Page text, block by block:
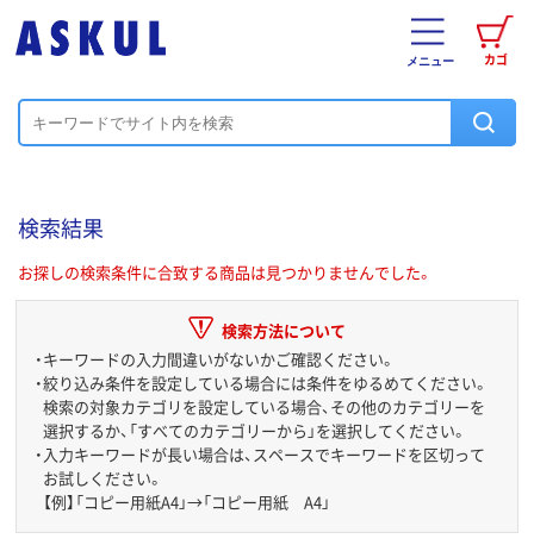
カゴ
メニュー
検索結果
お探しの検索条件に合致する商品は見つかりませんでした。
検索方法について
・キーワードの入力間違いがないかご確認ください。
・絞り込み条件を設定している場合には条件をゆるめてください。
検索の対象カテゴリを設定している場合、その他のカテゴリーを
選択するか、「すべてのカテゴリーから」を選択してください。
・ 入力キーワードが長い場合は、スペースでキーワードを区切って
お試しください。
【例】「コピー用紙A4」→「コピー用紙 A4」